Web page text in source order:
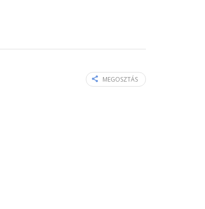
MEGOSZTÁS